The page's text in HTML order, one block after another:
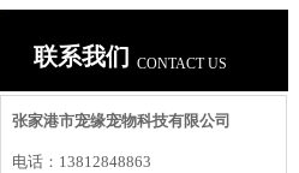
联系我们 CONTACT US
张家港市宠缘宠物科技有限公司
电话： 13812848863